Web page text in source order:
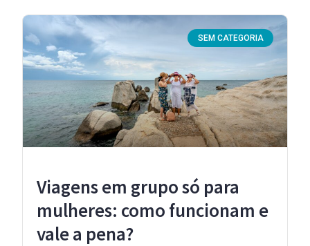
SEM CATEGORIA
Viagens em grupo só para
mulheres: como funcionam e
vale a pena?